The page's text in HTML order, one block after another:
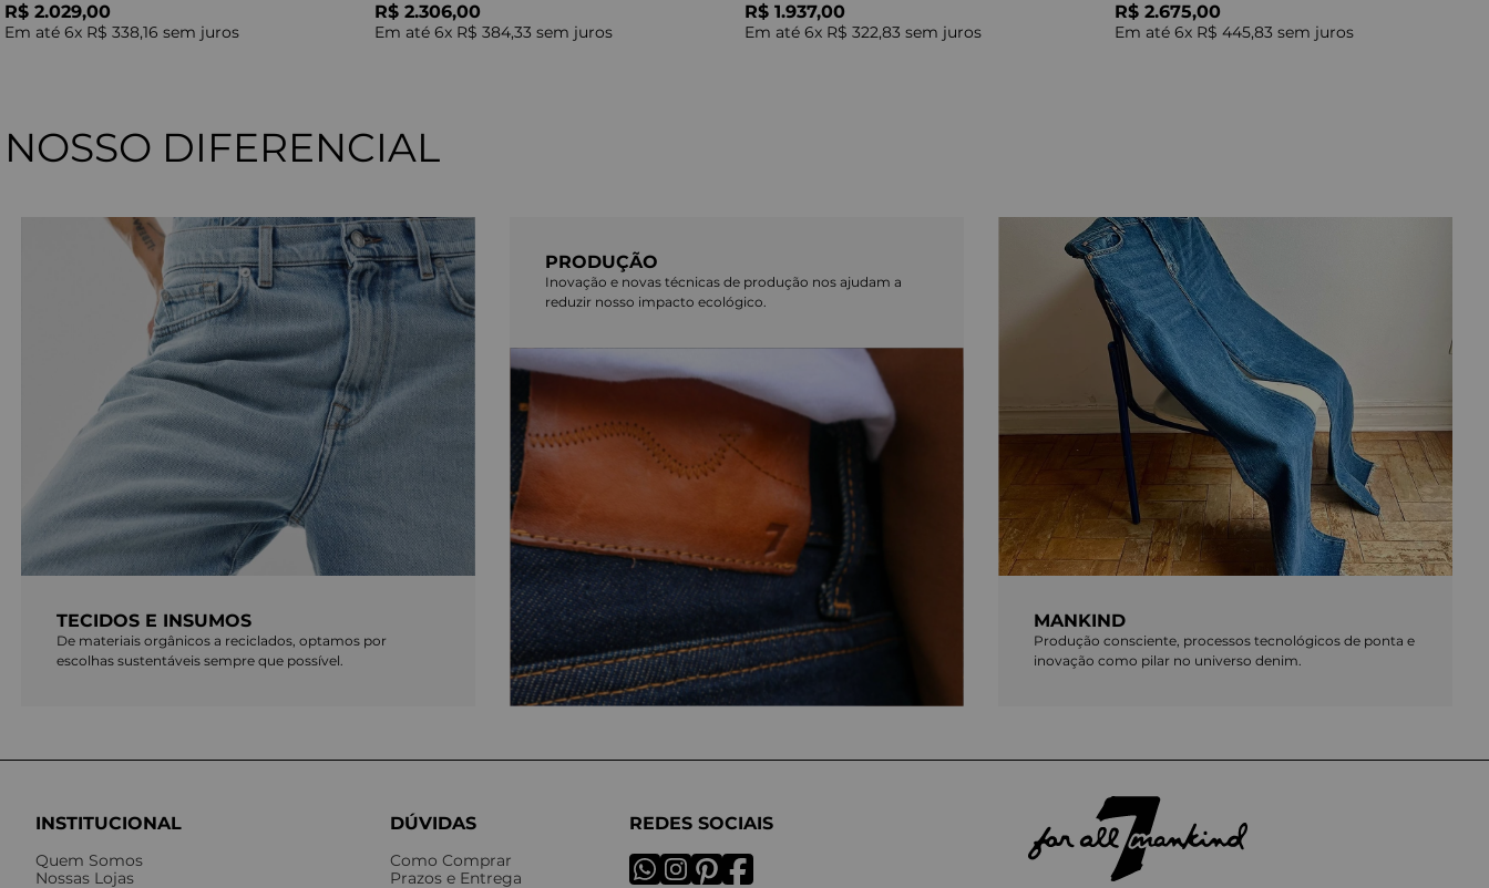
R$ 2.029,00
Em até 6x R$ 338,16 sem juros
R$ 2.306,00
Em até 6x R$ 384,33 sem juros
R$ 1.937,00
Em até 6x R$ 322,83 sem juros
R$ 2.675,00
Em até 6x R$ 445,83 sem juros
NOSSO DIFERENCIAL
TECIDOS E INSUMOS
De materiais orgânicos a reciclados, optamos por
escolhas sustentáveis sempre que possível.
PRODUÇÃO
Inovação e novas técnicas de produção nos ajudam a
reduzir nosso impacto ecológico.
MANKIND
Produção consciente, processos tecnológicos de ponta e
inovação como pilar no universo denim.
INSTITUCIONAL
Quem Somos
Nossas Lojas
DÚVIDAS
Como Comprar
Prazos e Entrega
REDES SOCIAIS